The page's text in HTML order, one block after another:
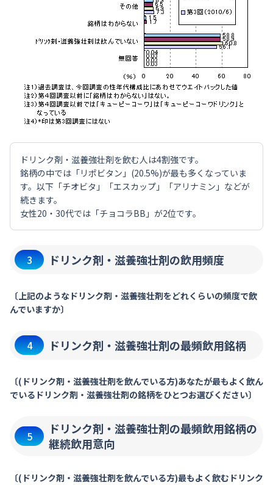
ドリンク剤・滋養強壮剤を飲む人は4割強です。
銘柄の中では「リポビタン」(20.5%)が最も多くなっていま
す。以下「チオビタ」「エスカップ」「アリナミン」などが
続きます。
女性20・30代では「チョコラBB」が2位です。
3 ドリンク剤・滋養強壮剤の飲用頻度
〔上記のようなドリンク剤・滋養強壮剤をどれくらいの頻度で飲
んでいますか〕
4 ドリンク剤・滋養強壮剤の最頻飲用銘柄
〔(ドリンク剤・滋養強壮剤を飲んでいる方)あなたが最もよく飲ん
でいるドリンク剤・滋養強壮剤の銘柄をひとつお選びください〕
5
ドリンク剤・滋養強壮剤の最頻飲用銘柄の
継続飲用意向
〔(ドリンク剤・滋養強壮剤を飲んでいる方)最もよく飲むドリンク